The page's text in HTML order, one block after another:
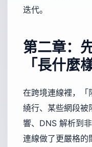
迭代。
第二章：
「長什麼
在跨境連線裡，「
繞行、某些網段被
響、DNS 解析到
連線做了更嚴格的